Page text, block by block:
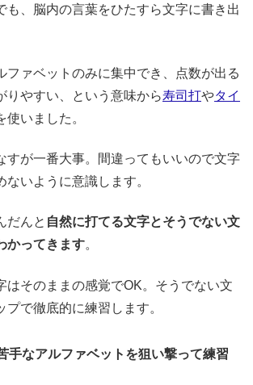
も、脳内の言葉をひたすら文字に書き出
ファベットのみに集中でき、点数が出る
りやすい、という意味から寿司打やタイ
使いました。
すが一番大事。間違ってもいいので文字
ないように意識します。
だんと 自然に打てる文字とそうでない文
かってきます。
はそのままの感覚でOK。そうでない文
プで徹底的に練習します。
手なアルファベットを狙い撃って練習